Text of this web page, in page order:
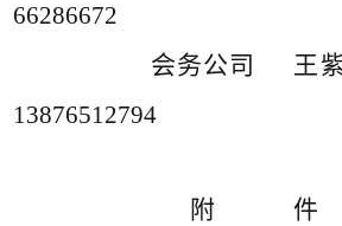
66286672
会务公司 王紫
13876512794
附